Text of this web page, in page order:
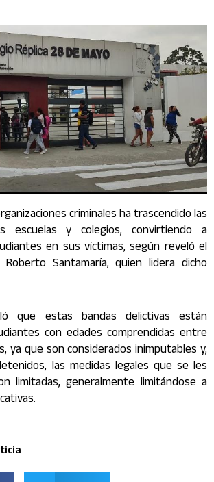
criminales ha trascendido las
escuelas y colegios, convirtiendo a
en sus víctimas, según reveló el
Santamaría, quien lidera dicho
que estas bandas delictivas están
con edades comprendidas entre
ya que son considerados inimputables y,
las medidas legales que se les
limitadas, generalmente limitándose a